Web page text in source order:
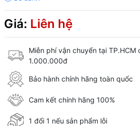
Giá: Liên hệ
Miễn phí vận chuyển tại TP.HCM
1.000.000đ
Bảo hành chính hãng toàn quốc
Cam kết chính hãng 100%
1 đổi 1 nếu sản phẩm lỗi